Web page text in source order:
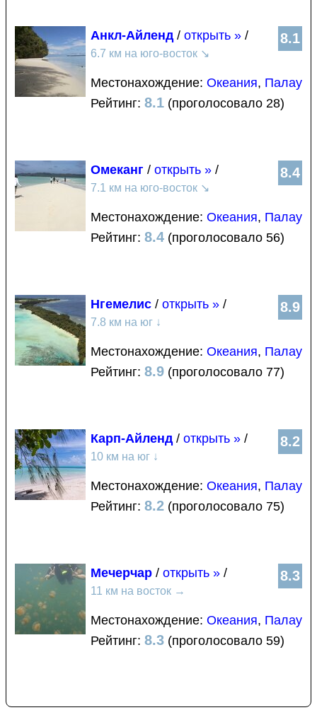
8.1
Анкл-Айленд/ открыть » /
6.7 км на юго-восток ↘
Местонахождение: Океания, Палау
Рейтинг: 8.1 (проголосовало 28)
8.4
Омеканг / открыть » /
7.1 км на юго-восток ↘
Местонахождение: Океания, Палау
Рейтинг: 8.4 (проголосовало 56)
8.9
Нгемелис / открыть » /
7.8 км на юг ↓
Местонахождение: Океания, Палау
Рейтинг: 8.9 (проголосовало 77)
8.2
Карп-Айленд/ открыть » /
10 км на юг ↓
Местонахождение: Океания, Палау
Рейтинг: 8.2 (проголосовало 75)
8.3
Мечерчар / открыть » /
11 км на восток →
Местонахождение: Океания, Палау
Рейтинг: 8.3 (проголосовало 59)